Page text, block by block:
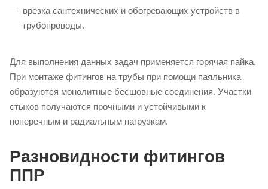
врезка сантехнических и обогревающих устройств в
трубопроводы.
Для выполнения данных задач применяется горячая пайка.
При монтаже фитингов на трубы при помощи паяльника
образуются монолитные бесшовные соединения. Участки
стыков получаются прочными и устойчивыми к
поперечным и радиальным нагрузкам.
Разновидности фитингов
ППР